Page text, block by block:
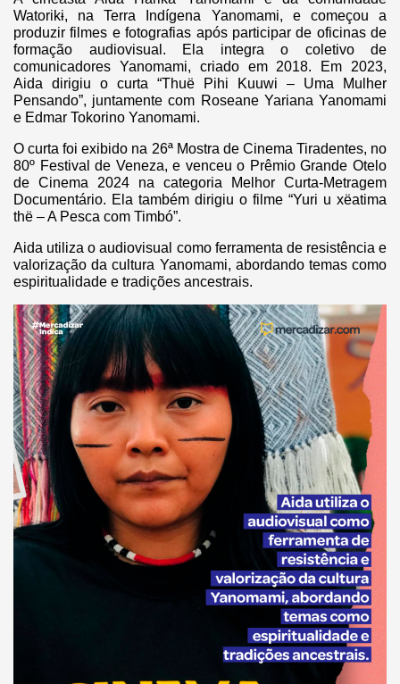
Watorikɨ, na Terra Indígena Yanomami, e começou a
produzir filmes e fotografias após participar de oficinas de
formação audiovisual. Ela integra o coletivo de
comunicadores Yanomami, criado em 2018. Em 2023,
Aida dirigiu o curta “Thuë Pihi Kuuwi – Uma Mulher
Pensando”, juntamente com Roseane Yariana Yanomami
e Edmar Tokorino Yanomami.
O curta foi exibido na 26ª Mostra de Cinema Tiradentes, no
80º Festival de Veneza, e venceu o Prêmio Grande Otelo
de Cinema 2024 na categoria Melhor Curta-Metragem
Documentário. Ela também dirigiu o filme “Yuri u xëatima
thë – A Pesca com Timbó”.
Aida utiliza o audiovisual como ferramenta de resistência e
valorização da cultura Yanomami, abordando temas como
espiritualidade e tradições ancestrais.